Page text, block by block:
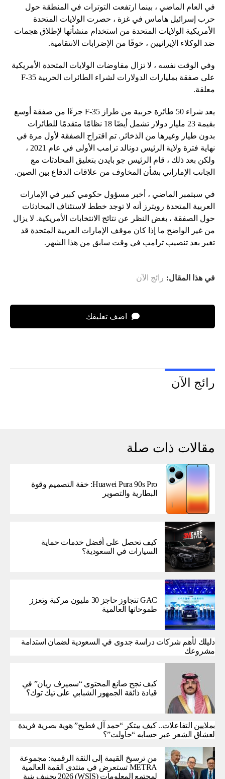
في العام الماضي ، بينما ارتفعت التوترات في المنطقة حول
حرب إسرائيل هاماس في غزة ، حصرت الولايات المتحدة
الأمريكية الولايات المتحدة من استخدام منشأتها لإطلاق هجمات
ضد الوكلاء الإيرانيين ، خوفًا من الإضرابات الانتقامية.
وفي الوقت نفسه ، لا تزال مفاوضات الولايات المتحدة الأمريكية
على صفقة بمليارات الدولارات لشراء الطائرات الحربية F-35
معلقة.
يعد شراء 50 طائرة حربية من طراز F-35 جزءًا من صفقة أوسع
بقيمة 23 مليار دولار تشمل أيضًا 18 نظامًا متقدمًا للطائرات
بدون طيار وغيرها من الذخائر. تم اقتراح الصفقة لأول مرة في
نهاية فترة ولاية الرئيس دونالد ترامب الأولى في عام 2021 ،
ولكن بعد ذلك ، قام الرئيس جو بايدن بتعليق المحادثات مع
الجانب الإماراتي بشأن المخاوف من علاقات الدفاع بين الصين.
في سبتمبر الماضي ، أخبر مسؤول حكومي كبير في الإمارات
العربية المتحدة رويترز أنه لا توجد خطط لاستئناف المحادثات
حول الصفقة ، بغض النظر عن نتائج الانتخابات الأمريكية. لا يزال
من غير الواضح ما إذا كان موقف الإمارات العربية المتحدة قد
تغير بعد تنصيب ترامب في وقت سابق من هذا الشهر.
في هذا المقال: رائج الآن
اضف تعليقك
رائج الآن
مقالات ذات صلة
Huawei Pura 90s Pro: خفة التصميم وقوة
البطارية والتصوير
كيف تحصل على أفضل خدمات حماية
السيارات في السعودية؟
GAC تتجاوز حاجز 30 مليون مركبة وتعزز
طموحاتها العالمية
دليلك لأهم شركات دراسة جدوى في السعودية لضمان استدامة
مشروعك
كيف نجح صانع المحتوى “سميرف ريان” في
قيادة ذائقة الجمهور الشبابي على تيك توك؟
بملايين التفاعلات.. كيف يبتكر “حمد آل فطيح” هوية بصرية فريدة
لعشاق الشعر عبر حسابه “حاولت”؟
من ترسيخ القيمة إلى الثقة الرقمية: مجموعة
METRA تستعرض في منتدى القمة العالمية
لمجتمع المعلومات (WSIS) 2026 بجنيف بنية